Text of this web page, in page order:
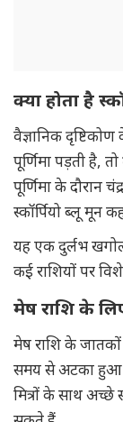
क्या होता है
वैज्ञानिक
पूर्णिमा पड़ती है,
पूर्णिमा के दौरान
स्कॉर्पियो ब्लू मून
यह एक दुर्लभ
कई राशियों पर
मेष राशि के
मेष राशि के
समय से अटका हुआ
मित्रों के साथ